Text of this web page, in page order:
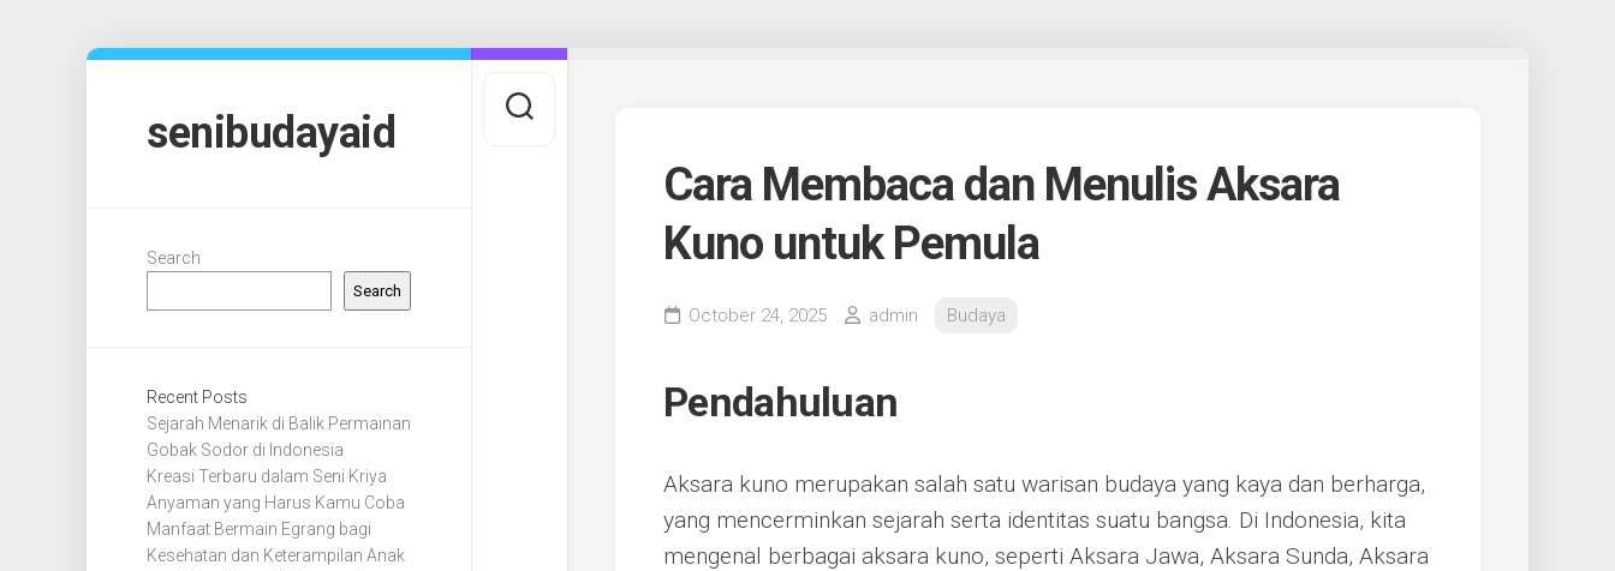
senibudayaid
Search
Search
Recent Posts
Sejarah Menarik di Balik Permainan
Gobak Sodor di Indonesia
Kreasi Terbaru dalam Seni Kriya
Anyaman yang Harus Kamu Coba
Manfaat Bermain Egrang bagi
Kesehatan dan Keterampilan Anak
Cara Membaca dan Menulis Aksara
Kuno untuk Pemula
October 24, 2025 admin Budaya
Pendahuluan
Aksara kuno merupakan salah satu warisan budaya yang kaya dan berharga,
yang mencerminkan sejarah serta identitas suatu bangsa. Di Indonesia, kita
mengenal berbagai aksara kuno, seperti Aksara Jawa, Aksara Sunda, Aksara